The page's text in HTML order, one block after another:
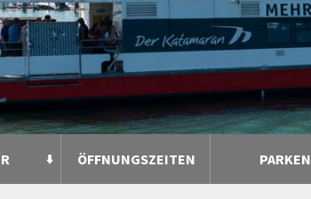
ÖFFNUNGSZEITEN PARKEN